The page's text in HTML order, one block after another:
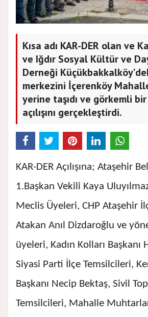
Kısa adı KAR-DER olan ve
ve Iğdır Sosyal Kültür ve
Derneği
merkezini İçerenköy
yerine taşıdı ve görkemli
açılışını gerçekleştirdi.
KAR-DER Açılışına; Ataşehir
1.Başkan Vekili Kaya
Meclis Üyeleri, CHP Ataşehir
Atakan Anıl Dizdaroğlu ve
üyeleri, Kadın Kolları Başkanı
Siyasi Parti İlçe Temsilcileri,
Başkanı Necip Bektaş, Sivil
Temsilcileri, Mahalle